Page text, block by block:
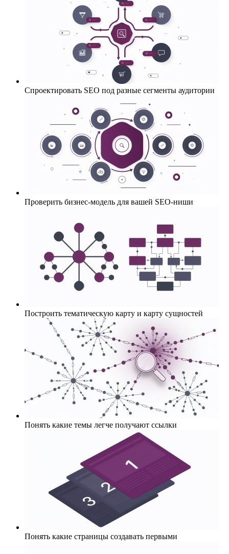
Спроектировать SEO под разные сегменты аудитории
Проверить бизнес-модель для вашей SEO-ниши
Построить тематическую карту и карту сущностей
Понять какие темы легче получают ссылки
Понять какие страницы создавать первыми